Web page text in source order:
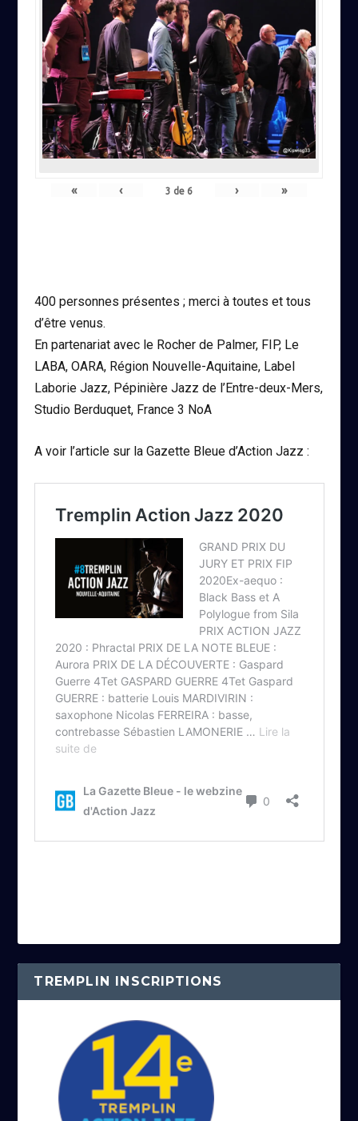
« ‹ 3 de 6 › »
400 personnes présentes ; merci à toutes et tous
d’être venus.
En partenariat avec le Rocher de Palmer, FIP, Le
LABA, OARA, Région Nouvelle-Aquitaine, Label
Laborie Jazz, Pépinière Jazz de l’Entre-deux-Mers,
Studio Berduquet, France 3 NoA
A voir l’article sur la Gazette Bleue d’Action Jazz :
TREMPLIN INSCRIPTIONS